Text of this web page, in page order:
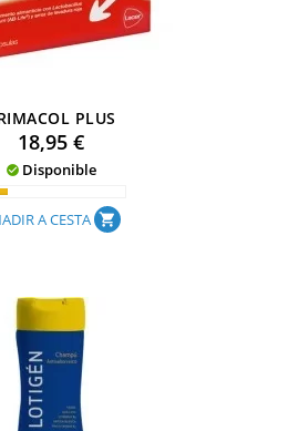
PLUS
Precio
18,95 €
 Disponible
A CESTA shopping_cart